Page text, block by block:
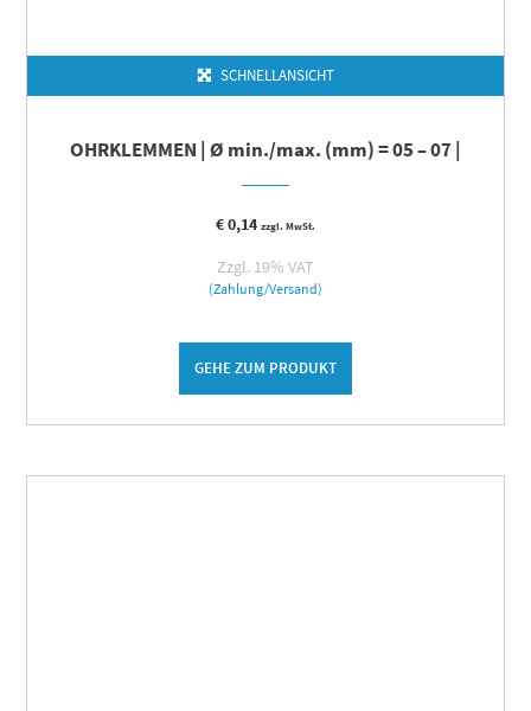
SCHNELLANSICHT
OHRKLEMMEN | Ø min./max. (mm) = 05 – 07 |
€0,14 zzgl. MwSt.
Zzgl. 19% VAT
(Zahlung/Versand)
GEHE ZUM PRODUKT